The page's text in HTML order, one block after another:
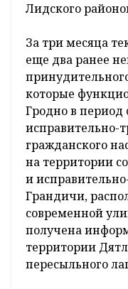
Лидского
За три месяца
еще два ранее
которые
Гродно в период
исправительно-
гражданского
на территории
и
Грандичи,
современной
получена
территории
пересыльного